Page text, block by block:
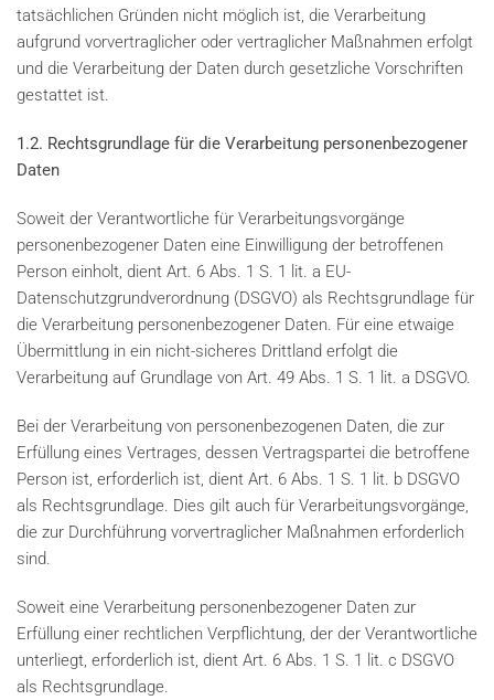
tatsächlichen Gründen nicht möglich ist, die Verarbeitung
aufgrund vorvertraglicher oder vertraglicher Maßnahmen erfolgt
und die Verarbeitung der Daten durch gesetzliche Vorschriften
gestattet ist.
1.2. Rechtsgrundlage für die Verarbeitung personenbezogener
Daten
Soweit der Verantwortliche für Verarbeitungsvorgänge
personenbezogener Daten eine Einwilligung der betroffenen
Person einholt, dient Art. 6 Abs. 1 S. 1 lit. a EU-
Datenschutzgrundverordnung (DSGVO) als Rechtsgrundlage für
die Verarbeitung personenbezogener Daten. Für eine etwaige
Übermittlung in ein nicht-sicheres Drittland erfolgt die
Verarbeitung auf Grundlage von Art. 49 Abs. 1 S. 1 lit. a DSGVO.
Bei der Verarbeitung von personenbezogenen Daten, die zur
Erfüllung eines Vertrages, dessen Vertragspartei die betroffene
Person ist, erforderlich ist, dient Art. 6 Abs. 1 S. 1 lit. b DSGVO
als Rechtsgrundlage. Dies gilt auch für Verarbeitungsvorgänge,
die zur Durchführung vorvertraglicher Maßnahmen erforderlich
sind.
Soweit eine Verarbeitung personenbezogener Daten zur
Erfüllung einer rechtlichen Verpflichtung, der der Verantwortliche
unterliegt, erforderlich ist, dient Art. 6 Abs. 1 S. 1 lit. c DSGVO
als Rechtsgrundlage.